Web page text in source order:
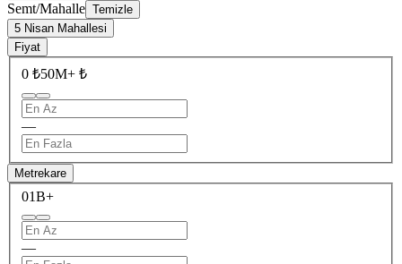
Semt/Mahalle Temizle
5 Nisan Mahallesi
Fiyat
0 ₺50M+ ₺
—
Metrekare
01B+
—